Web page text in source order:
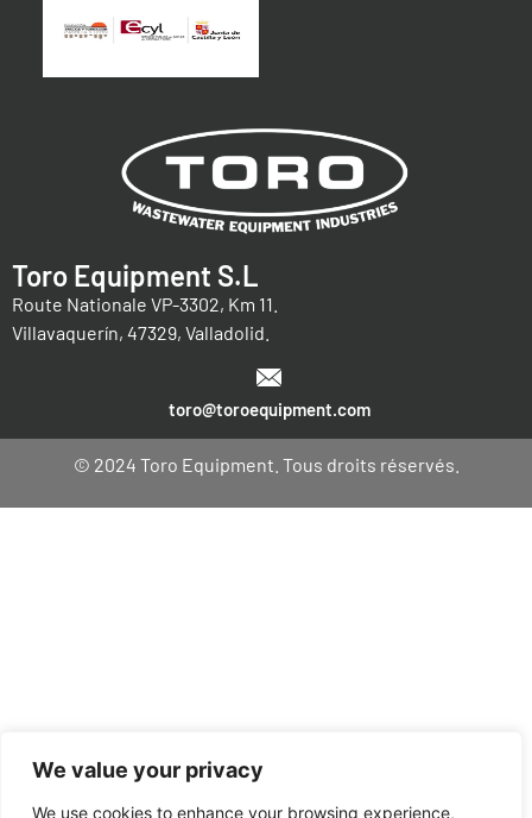
We value your privacy
We use cookies to enhance your browsing experience,
Toro Equipment S.L
Route Nationale VP-3302, Km 11.
Villavaquerín, 47329, Valladolid.
toro@toroequipment.com
© 2024 Toro Equipment. Tous droits réservés.